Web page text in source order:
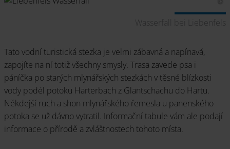
Wasserfall bei Liebenfels
Tato vodní turistická stezka je velmi zábavná a napínavá,
zapojíte na ní totiž všechny smysly. Trasa zavede psa i
páníčka po starých mlynářských stezkách v těsné blízkosti
vody podél potoku Harterbach z Glantschachu do Hartu.
Někdejší ruch a shon mlynářského řemesla u panenského
potoka se už dávno vytratil. Informační tabule vám ale podají
informace o přírodě a zvláštnostech tohoto místa.